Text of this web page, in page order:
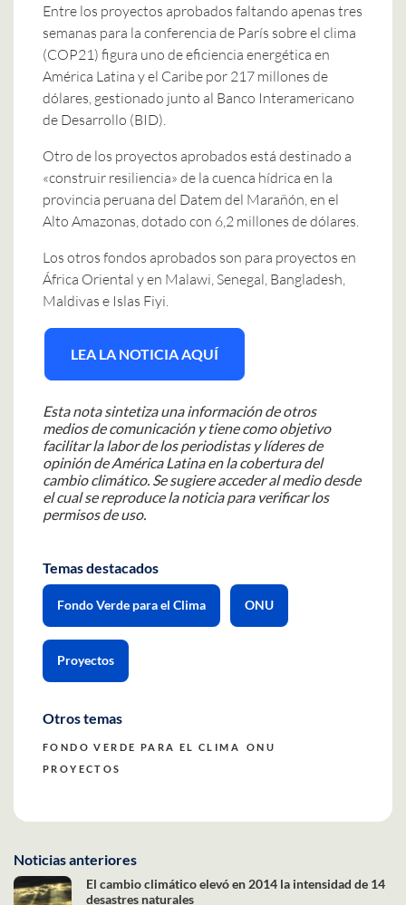
Entre los proyectos aprobados faltando apenas tres
semanas para la conferencia de París sobre el clima
(COP21) figura uno de eficiencia energética en
América Latina y el Caribe por 217 millones de
dólares, gestionado junto al Banco Interamericano
de Desarrollo (BID).
Otro de los proyectos aprobados está destinado a
«construir resiliencia» de la cuenca hídrica en la
provincia peruana del Datem del Marañón, en el
Alto Amazonas, dotado con 6,2 millones de dólares.
Los otros fondos aprobados son para proyectos en
África Oriental y en Malawi, Senegal, Bangladesh,
Maldivas e Islas Fiyi.
LEA LA NOTICIA AQUÍ
Esta nota sintetiza una información de otros
medios de comunicación y tiene como objetivo
facilitar la labor de los periodistas y líderes de
opinión de América Latina en la cobertura del
cambio climático. Se sugiere acceder al medio desde
el cual se reproduce la noticia para verificar los
permisos de uso.
Temas destacados
Fondo Verde para el Clima ONU
Proyectos
Otros temas
FONDO VERDE PARA EL CLIMA
ONU
PROYECTOS
Noticias anteriores
El cambio climático elevó en 2014 la intensidad de 14
desastres naturales